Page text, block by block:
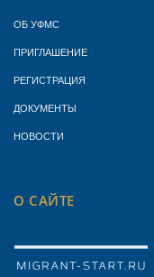
ОБ УФМС
ПРИГЛАШЕНИЕ
РЕГИСТРАЦИЯ
ДОКУМЕНТЫ
НОВОСТИ
О САЙТЕ